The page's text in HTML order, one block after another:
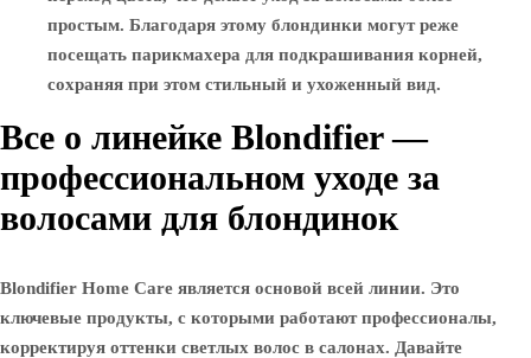
простым. Благодаря этому блондинки могут реже
посещать парикмахера для подкрашивания корней,
сохраняя при этом стильный и ухоженный вид.
Все о линейке Blondifier —
профессиональном уходе за
волосами для блондинок
Blondifier Home Care является основой всей линии. Это
ключевые продукты, с которыми работают профессионалы,
корректируя оттенки светлых волос в салонах. Давайте